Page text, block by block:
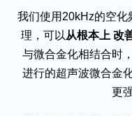
我们使用20kHz的空化
理，可以从根本上 改
与微合金化相结合时
进行的超声波微合金
更